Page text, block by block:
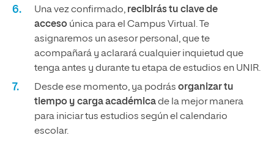
Una vez confirmado, recibirás tu clave de
acceso única para el Campus Virtual. Te
asignaremos un asesor personal, que te
acompañará y aclarará cualquier inquietud que
tenga antes y durante tu etapa de estudios en UNIR.
Desde ese momento, ya podrás organizar tu
tiempo y carga académicade la mejor manera
para iniciar tus estudios según el calendario
escolar.